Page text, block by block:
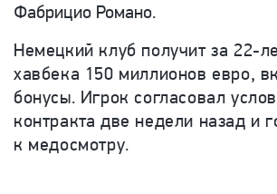
Фабрицио Романо.
Немецкий клуб получит за 22-
хавбека 150 миллионов евро,
бонусы. Игрок согласовал
контракта две недели назад и
к медосмотру.